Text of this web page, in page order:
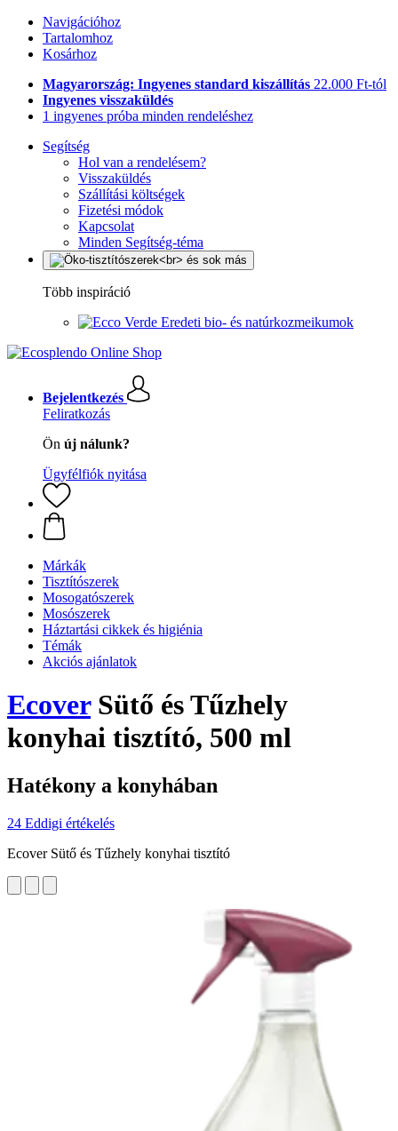
Navigációhoz
Tartalomhoz
Kosárhoz
Magyarország: Ingyenes standard kiszállítás 22.000 Ft-tól
Ingyenes visszaküldés
1 ingyenes próba minden rendeléshez
Segítség
Hol van a rendelésem?
Visszaküldés
Szállítási költségek
Fizetési módok
Kapcsolat
Minden Segítség-téma
Több inspiráció
Eredeti bio- és natúrkozmeikumok
Bejelentkezés
Feliratkozás
Ön új nálunk?
Ügyfélfiók nyitása
Márkák
Tisztítószerek
Mosogatószerek
Mosószerek
Háztartási cikkek és higiénia
Témák
Akciós ajánlatok
EcoverSütő és Tűzhely
konyhai tisztító, 500 ml
Hatékony a konyhában
24 Eddigi értékelés
Ecover Sütő és Tűzhely konyhai tisztító